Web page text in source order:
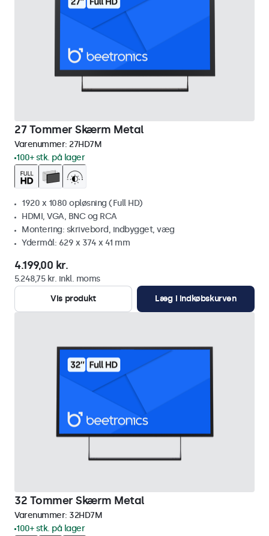
27 Tommer Skærm Metal
Varenummer: 27HD7M
100+ stk. på lager
1920 x 1080 opløsning (Full HD)
HDMI, VGA, BNC og RCA
Montering: skrivebord, indbygget, væg
Ydermål: 629 x 374 x 41 mm
4.199,00 kr.
5.248,75 kr. inkl. moms
Vis produkt
Læg i indkøbskurven
32 Tommer Skærm Metal
Varenummer: 32HD7M
100+ stk. på lager